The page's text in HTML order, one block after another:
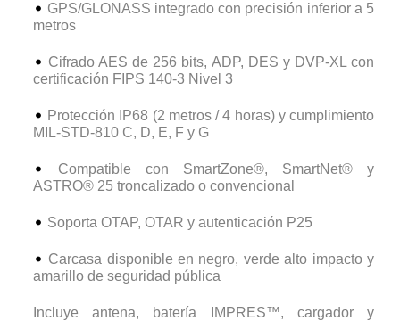
GPS/GLONASS integrado con precisión inferior a 5
metros
Cifrado AES de 256 bits, ADP, DES y DVP-XL con
certificación FIPS 140-3 Nivel 3
Protección IP68 (2 metros / 4 horas) y cumplimiento
MIL-STD-810 C, D, E, F y G
Compatible con SmartZone®, SmartNet® y
ASTRO® 25 troncalizado o convencional
Soporta OTAP, OTAR y autenticación P25
Carcasa disponible en negro, verde alto impacto y
amarillo de seguridad pública
Incluye antena, batería IMPRES™, cargador y